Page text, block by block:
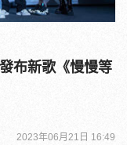
布新歌《慢慢等
2023年06月21日 16:49